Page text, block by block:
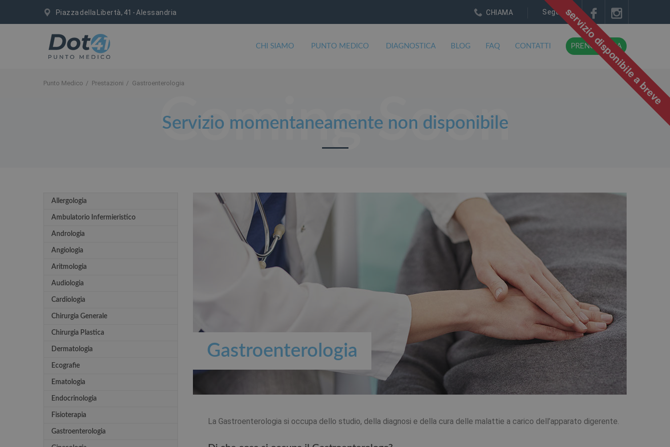
Piazza della Libertà, 41 - Alessandria CHIAMA Seguici su:
CHI SIAMO PUNTO MEDICO DIAGNOSTICA BLOG FAQ CONTATTI PRENOTA ORA
servizio disponibile a breve
Punto Medico Prestazioni Gastroenterologia
Servizio momentaneamente non disponibile
Allergologia
Ambulatorio Infermieristico
Andrologia
Angiologia
Aritmologia
Audiologia
Cardiologia
Chirurgia Generale
Chirurgia Plastica
Dermatologia
Ecografie
Ematologia
Endocrinologia
Fisioterapia
Gastroenterologia
Gastroenterologia
La Gastroenterologia si occupa dello studio, della diagnosi e della cura delle malattie a carico dell’apparato digerente.